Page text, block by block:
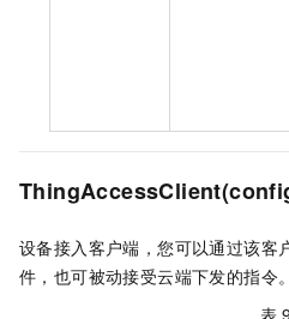
设备接入客户端，您可以通过该客
件，也可被动接受云端下发的指令。
表